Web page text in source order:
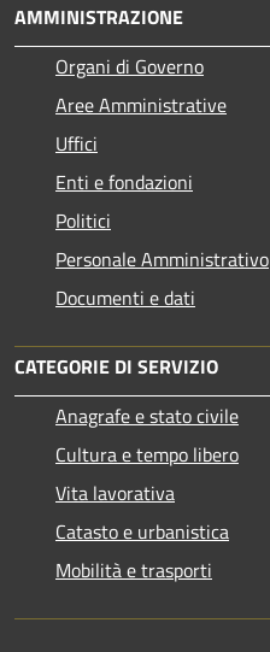
AMMINISTRAZIONE
Organi di Governo
Aree Amministrative
Uffici
Enti e fondazioni
Politici
Personale Amministrativo
Documenti e dati
CATEGORIE DI SERVIZIO
Anagrafe e stato civile
Cultura e tempo libero
Vita lavorativa
Catasto e urbanistica
Mobilità e trasporti